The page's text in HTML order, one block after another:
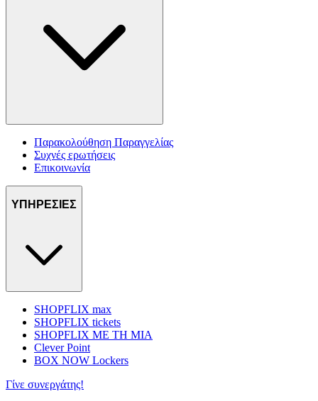
Παρακολούθηση Παραγγελίας
Συχνές ερωτήσεις
Επικοινωνία
ΥΠΗΡΕΣΙΕΣ
SHOPFLIX max
SHOPFLIX tickets
SHOPFLIX ΜΕ ΤΗ ΜΙΑ
Clever Point
BOX NOW Lockers
Γίνε συνεργάτης!